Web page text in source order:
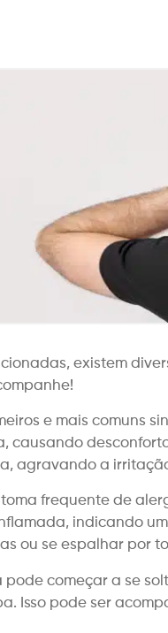
existem
e mais comuns
causando
agravando a
frequente de
indicando
ou se espalhar por
começar a se
Isso pode ser